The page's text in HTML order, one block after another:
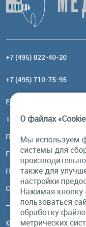
+7 (495) 822-40-20
+7 (495) 710-75-95
Email:
117485, Москва, ул.
Посмотреть на карте
График работы
Пн-Пт: с 10:00 до 18:00
Сб, Вс: выходной
© Бурый Медведь
О файлах
Мы используем
системы для
также для
настройки
Нажимая кнопку
пользоваться
обработку
метрических